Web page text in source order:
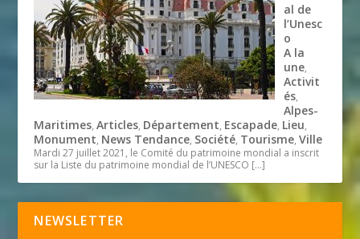
al de
l’Unesc
o
A la
une,
Activit
és,
Alpes-
Maritimes,Articles, Département, Escapade, Lieu,
Monument, News Tendance, Société, Tourisme,Ville
Mardi 27 juillet 2021, le Comité du patrimoine mondial a inscrit
sur la Liste du patrimoine mondial de l’UNESCO […]
NEWSLETTER